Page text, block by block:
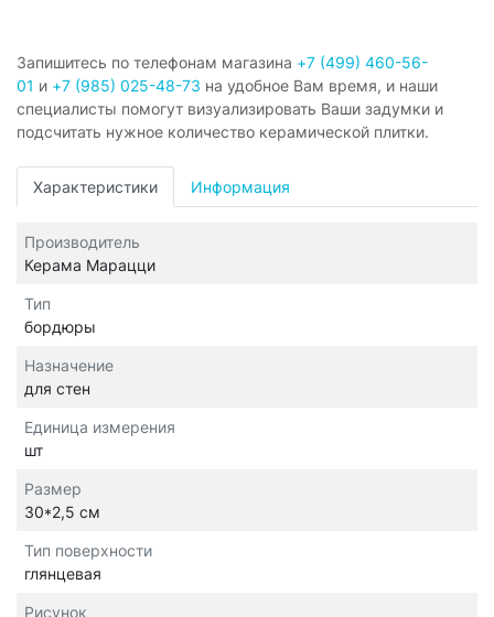
Запишитесь по телефонам магазина +7 (499) 460-56-
01 и +7 (985) 025-48-73 на удобное Вам время, и наши
специалисты помогут визуализировать Ваши задумки и
подсчитать нужное количество керамической плитки.
Характеристики Информация
Производитель
Керама Марацци
Тип
бордюры
Назначение
для стен
Единица измерения
шт
Размер
30*2,5 см
Тип поверхности
глянцевая
Рисунок